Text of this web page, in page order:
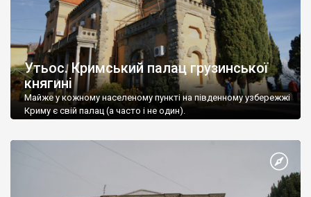
Утьос. Кримський палац грузинської
княгині
Майже у кожному населеному пункті на південному узбережжі
Криму є свій палац (а часто і не один).